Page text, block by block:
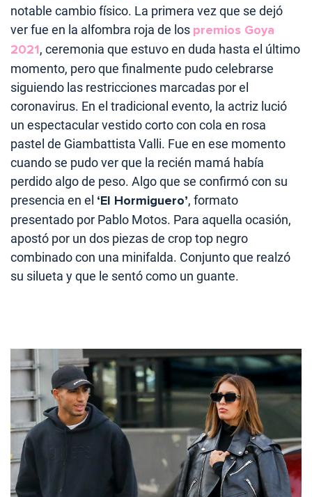
notable cambio físico. La primera vez que se dejó
ver fue en la alfombra roja de los premios Goya
2021, ceremonia que estuvo en duda hasta el último
momento, pero que finalmente pudo celebrarse
siguiendo las restricciones marcadas por el
coronavirus. En el tradicional evento, la actriz lució
un espectacular vestido corto con cola en rosa
pastel de Giambattista Valli. Fue en ese momento
cuando se pudo ver que la recién mamá había
perdido algo de peso. Algo que se confirmó con su
presencia en el ‘El Hormiguero’, formato
presentado por Pablo Motos. Para aquella ocasión,
apostó por un dos piezas de crop top negro
combinado con una minifalda. Conjunto que realzó
su silueta y que le sentó como un guante.